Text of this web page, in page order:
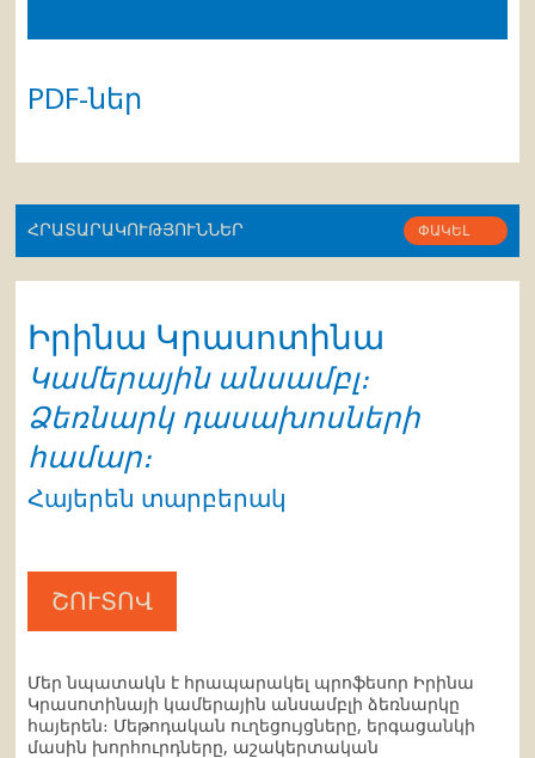
PDF-ներ
ՀՐԱՏԱՐԱԿՈՒԹՅՈՒՆՆԵՐ ՓԱԿԵԼ
Իրինա Կրասոտինա
Կամերային անսամբլ։
Ձեռնարկ դասախոսների
համար։
Հայերեն տարբերակ
ՇՈՒՏՈՎ
Մեր նպատակն է հրապարակել պրոֆեսոր Իրինա
Կրասոտինայի կամերային անսամբլի ձեռնարկը
հայերեն։ Մեթոդական ուղեցույցները, երգացանկի
մասին խորհուրդները, աշակերտական